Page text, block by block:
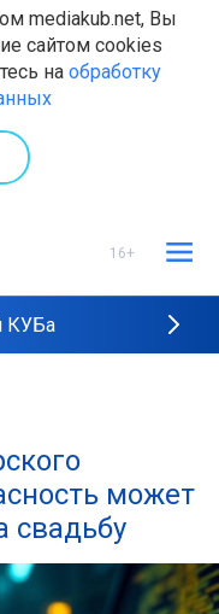
mediakub.net, Вы
сайтом cookies
на обработку
16+
КУБа
может
свадьбу